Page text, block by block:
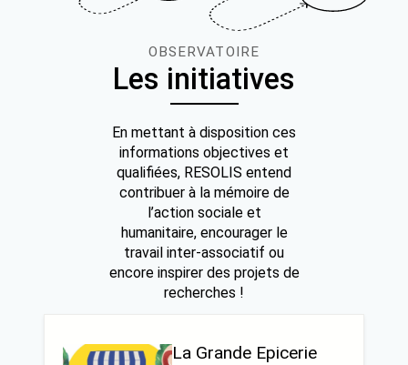
OBSERVATOIRE
Les initiatives
En mettant à disposition ces
informations objectives et
qualifiées, RESOLIS entend
contribuer à la mémoire de
l’action sociale et
humanitaire, encourager le
travail inter-associatif ou
encore inspirer des projets de
recherches !
La Grande Epicerie